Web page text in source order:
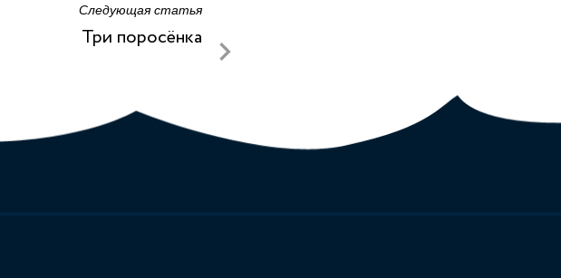
Следующая статья
Три поросёнка